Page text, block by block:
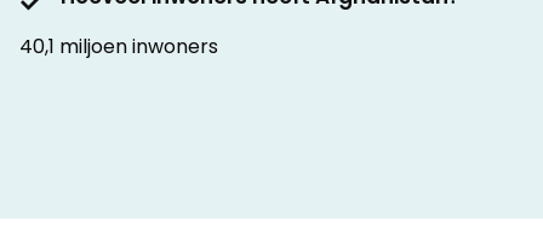
40,1 miljoen inwoners